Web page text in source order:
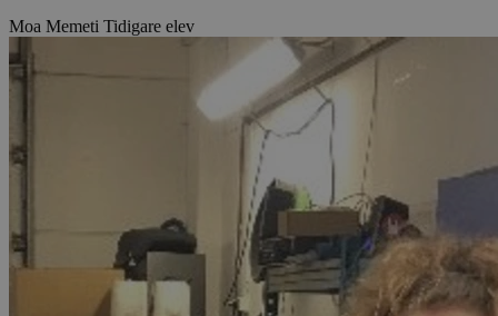
Moa Memeti Tidigare elev